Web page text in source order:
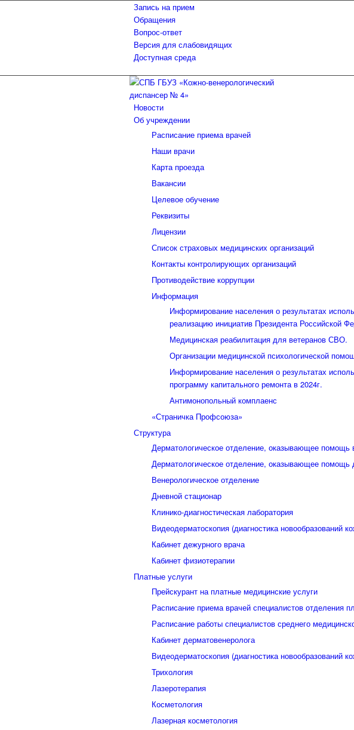
Запись на прием
Обращения
Вопрос-ответ
Версия для слабовидящих
Доступная среда
Новости
Об учреждении
Расписание приема врачей
Наши врачи
Карта проезда
Вакансии
Целевое обучение
Реквизиты
Лицензии
Список страховых медицинских организаций
Контакты контролирующих организаций
Противодействие коррупции
Информация
Информирование населения о результатах
реализацию инициатив Президента Российской
Медицинская реабилитация для ветеранов СВО.
Организации медицинской психологической
Информирование населения о результатах
программу капитального ремонта в 2024г.
Антимонопольный комплаенс
«Страничка Профсоюза»
Структура
Дерматологическое отделение, оказывающее помощь
Дерматологическое отделение, оказывающее помощь
Венерологическое отделение
Дневной стационар
Клинико-диагностическая лаборатория
Видеодерматоскопия (диагностика новообразований
Кабинет дежурного врача
Кабинет физиотерапии
Платные услуги
Прейскурант на платные медицинские услуги
Расписание приема врачей специалистов отделения
Расписание работы специалистов среднего
Кабинет дерматовенеролога
Видеодерматоскопия (диагностика новообразований
Трихология
Лазеротерапия
Косметология
Лазерная косметология